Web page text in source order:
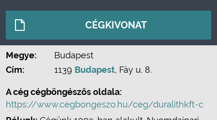
CÉGKIVONAT
Megye:
Budapest
Cím:
1139 Budapest, Fáy u. 8.
A cég cégböngészős oldala:
https://www.cegbongeszo.hu/ceg/duralithkft-c